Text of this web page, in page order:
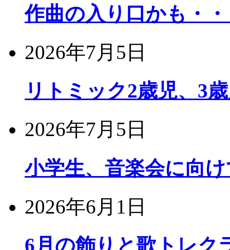
作曲の入り口かも・
2026年7月5日
リトミック2歳児、3
2026年7月5日
小学生、音楽会に向
2026年6月1日
6月の飾りと歌トレク